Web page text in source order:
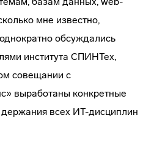
мне известно,
обсуждались
института СПИНТех,
совещании с
выработаны конкретные
всех ИТ-дисциплин